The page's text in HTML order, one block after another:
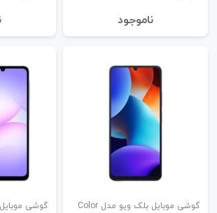
نا‌موجود
گوشی موبایل بلک ویو مدل Color
گوشی